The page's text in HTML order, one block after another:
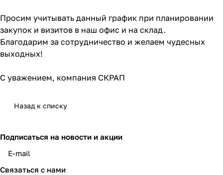
Просим учитывать данный график при планировании
закупок и визитов в наш офис и на склад.
Благодарим за сотрудничество и желаем чудесных
выходных!
С уважением, компания СКРАП
Назад к списку
Подписаться на новости и акции
Связаться с нами